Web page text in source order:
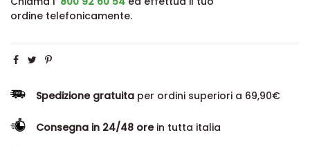
ordine telefonicamente.
Spedizione gratuita per ordini superiori a 69,90€
Consegna in 24/48 orein tutta italia